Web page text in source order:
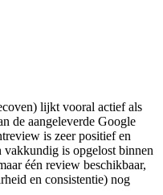
lijkt vooral actief als
de aangeleverde Google
is zeer positief en
vakkundig is opgelost binnen
één review beschikbaar,
en consistentie) nog